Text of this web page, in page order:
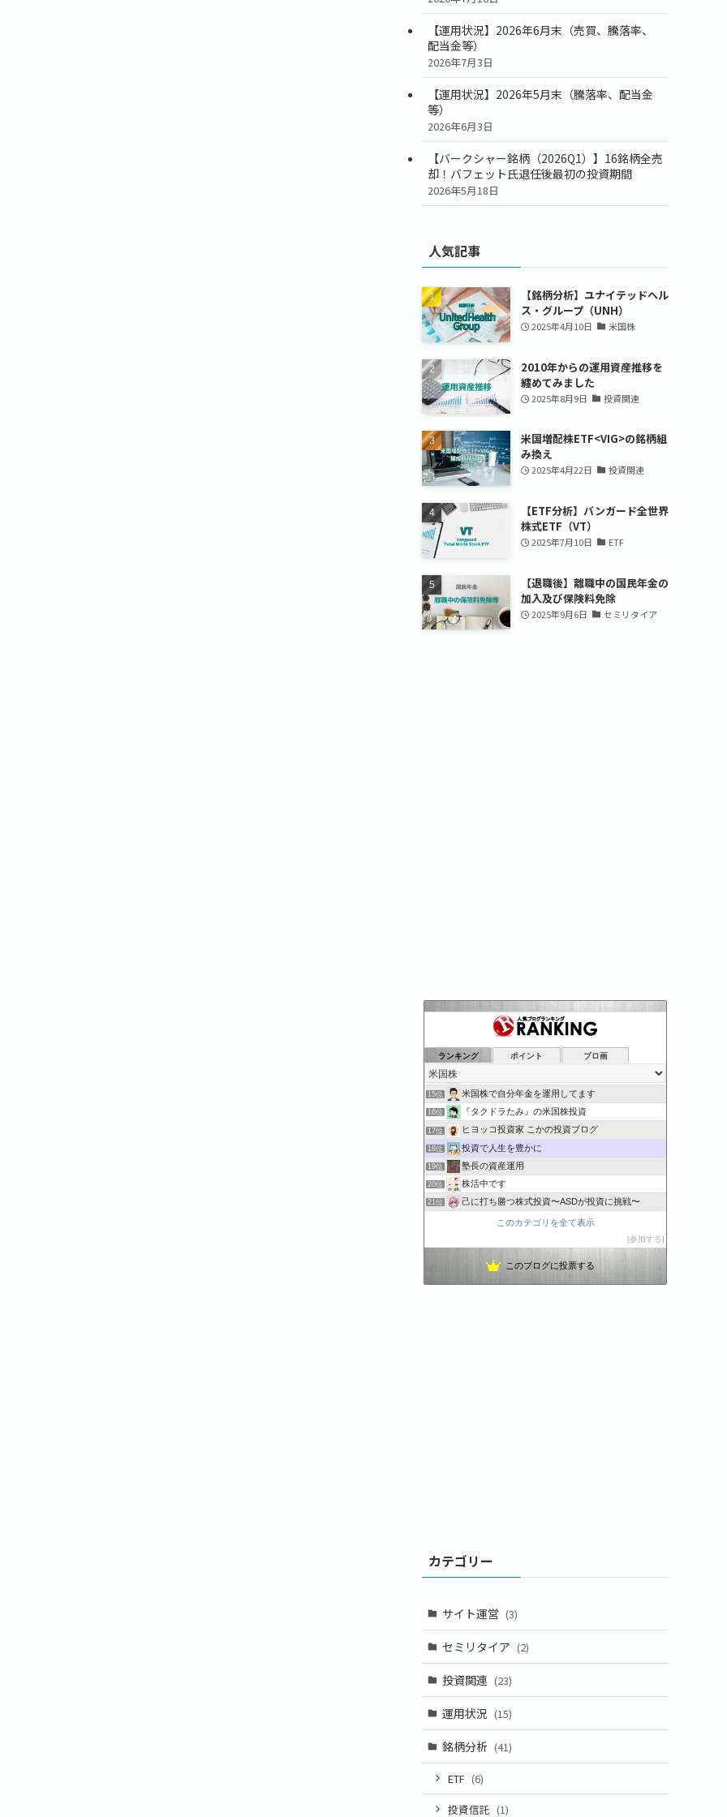
【運用状況】2026年6月末（売買、騰落率、
配当金等）
2026年7月3日
【運用状況】2026年5月末（騰落率、配当金
等）
2026年6月3日
【バークシャー銘柄（2026Q1）】16銘柄全売
却！バフェット氏退任後最初の投資期間
2026年5月18日
人気記事
【銘柄分析】ユナイテッドヘル
ス・グループ（UNH）
2025年4月10日 米国株
2010年からの運用資産推移を
纏めてみました
2025年8月9日 投資関連
米国増配株ETF<VIG>の銘柄組
み換え
2025年4月22日 投資関連
【ETF分析】バンガード全世界
株式ETF（VT）
2025年7月10日 ETF
【退職後】離職中の国民年金の
加入及び保険料免除
2025年9月6日 セミリタイア
ランキング ポイント ブロ画
A-BOUTの初心者資産運用方法
幸せ毎月配当| 株で毎月配当金をもらい幸せになるブログで…
13位 アメリカ発ーマカベェの米株取引
14位
15位 米国株で自分年金を運用してます
16位 『タクドラたみ』の米国株投資
17位 ヒヨッコ投資家 こかの投資ブログ
18位 投資で人生を豊かに
19位 塾長の資産運用
20位 株活中です
21位 己に打ち勝つ株式投資〜ASDが投資に挑戦〜
アイデア投資家 資産運用と生活一工夫
ビスコの米国株投資 | 投資で未来を切り開こう！！
このカテゴリを全て表示
参加する
このブログに投票する
カテゴリー
サイト運営 (3)
セミリタイア (2)
投資関連 (23)
運用状況 (15)
銘柄分析 (41)
ETF (6)
投資信託 (1)